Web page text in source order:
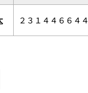
２３１４４６６４４